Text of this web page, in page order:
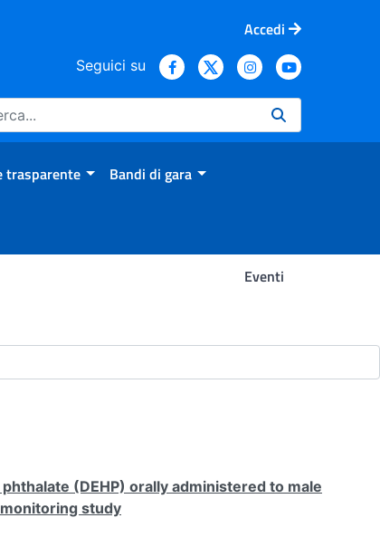
Accedi
Seguici su
trasparente Bandi di gara
Eventi
(DEHP) orally administered to male
study